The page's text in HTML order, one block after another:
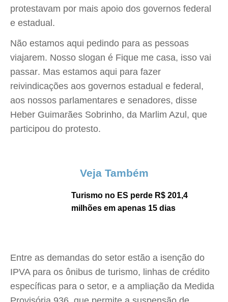
protestavam por mais apoio dos governos federal
e estadual.
Não estamos aqui pedindo para as pessoas
viajarem. Nosso slogan é Fique me casa, isso vai
passar. Mas estamos aqui para fazer
reivindicações aos governos estadual e federal,
aos nossos parlamentares e senadores, disse
Heber Guimarães Sobrinho, da Marlim Azul, que
participou do protesto.
Veja Também
Turismo no ES perde R$ 201,4
milhões em apenas 15 dias
Entre as demandas do setor estão a isenção do
IPVA para os ônibus de turismo, linhas de crédito
específicas para o setor, e a ampliação da Medida